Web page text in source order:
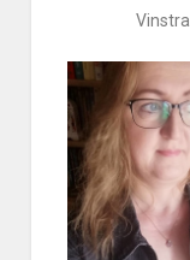
Vinstra